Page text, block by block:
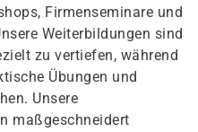
Firmenseminare und
Weiterbildungen sind
zu vertiefen, während
Übungen und
Unsere
maßgeschneidert